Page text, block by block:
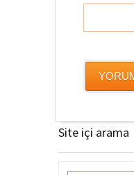
Site içi arama